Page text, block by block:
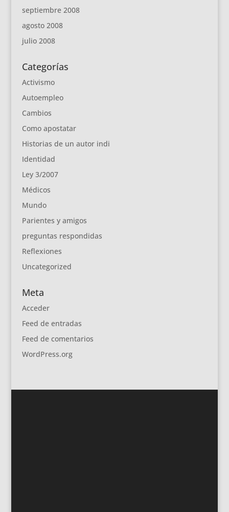
septiembre 2008
agosto 2008
julio 2008
Categorías
Activismo
Autoempleo
Cambios
Como apostatar
Historias de un autor indi
Identidad
Ley 3/2007
Médicos
Mundo
Parientes y amigos
preguntas respondidas
Reflexiones
Uncategorized
Meta
Acceder
Feed de entradas
Feed de comentarios
WordPress.org